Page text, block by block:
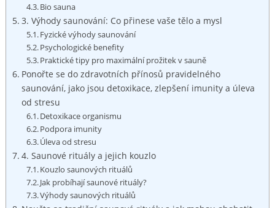
Bio sauna
3. Výhody ‍saunování: Co přinese vaše tělo a mysl
Fyzické ‍výhody saunování
Psychologické‌ benefity
Praktické tipy pro maximální prožitek v ⁣sauně
Ponořte se do zdravotních⁤ přínosů pravidelného
saunování, jako jsou ‌detoxikace, zlepšení imunity a úleva
od stresu
Detoxikace ⁣organismu
Podpora imunity
Úleva od stresu
4. Saunové rituály a jejich kouzlo
Kouzlo saunových rituálů
Jak ⁢probíhají saunové rituály?
Výhody ‍saunových rituálů